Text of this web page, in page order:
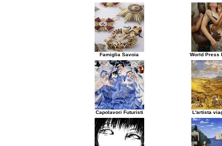
Famiglia Savoia World Press
Capolavori Futuristi L'artista